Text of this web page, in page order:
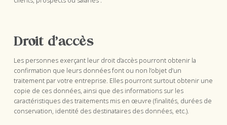
Droit d’accès
Les personnes exerçant leur droit d’accès pourront obtenir la
confirmation que leurs données font ou non l’objet d’un
traitement par votre entreprise. Elles pourront surtout obtenir une
copie de ces données, ainsi que des informations sur les
caractéristiques des traitements mis en œuvre (finalités, durées de
conservation, identité des destinataires des données, etc.).